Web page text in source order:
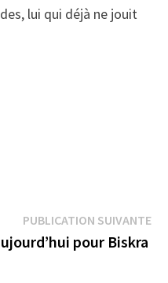
lui qui déjà ne jouit
PUBLICATION SUIVANTE
pour Biskra